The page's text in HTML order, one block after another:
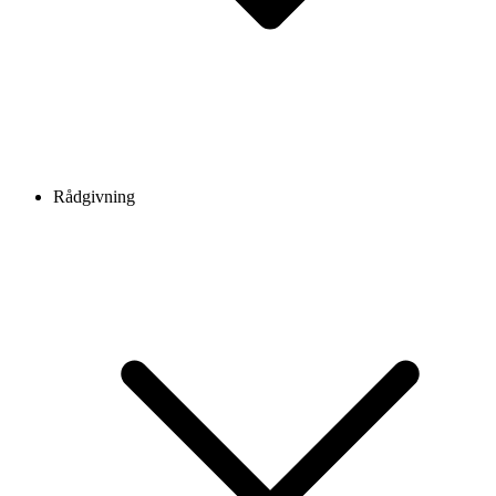
Rådgivning